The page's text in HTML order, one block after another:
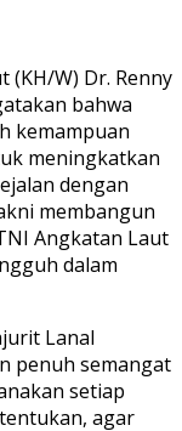
(KH/W) Dr. Renny
bahwa
kemampuan
meningkatkan
dengan
membangun
Angkatan Laut
dalam
Lanal
penuh semangat
setiap
agar